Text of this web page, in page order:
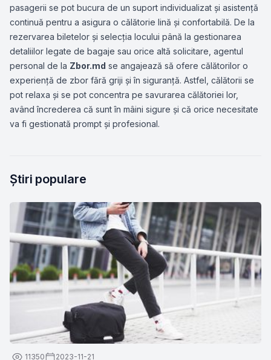
pasagerii se pot bucura de un suport individualizat și asistență
continuă pentru a asigura o călătorie lină și confortabilă. De la
rezervarea biletelor și selecția locului până la gestionarea
detaliilor legate de bagaje sau orice altă solicitare, agentul
personal de la Zbor.md se angajează să ofere călătorilor o
experiență de zbor fără griji și în siguranță. Astfel, călătorii se
pot relaxa și se pot concentra pe savurarea călătoriei lor,
având încrederea că sunt în mâini sigure și că orice necesitate
va fi gestionată prompt și profesional.
Știri populare
11350 2023-11-21